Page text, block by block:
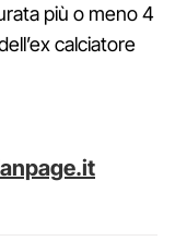
più o meno 4
calciatore